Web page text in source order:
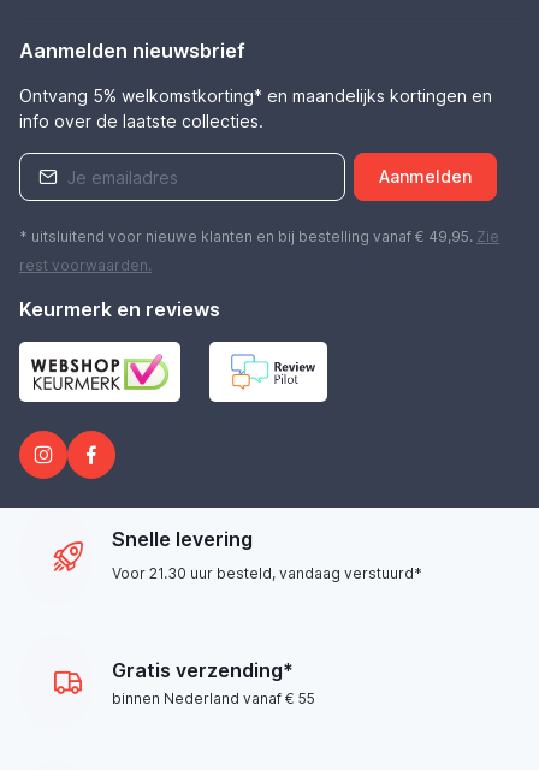
Aanmelden nieuwsbrief
Ontvang 5% welkomstkorting* en maandelijks kortingen en
info over de laatste collecties.
Aanmelden
* uitsluitend voor nieuwe klanten en bij bestelling vanaf € 49,95. Zie
rest voorwaarden.
Keurmerk en reviews
Snelle levering
Voor 21.30 uur besteld, vandaag verstuurd*
Gratis verzending*
binnen Nederland vanaf € 55